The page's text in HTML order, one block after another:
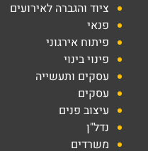
ציוד והגברה לאירועים
פנאי
פיתוח אירגוני
פינוי בינוי
עסקים ותעשייה
עסקים
עיצוב פנים
נדל"ן
משרדים